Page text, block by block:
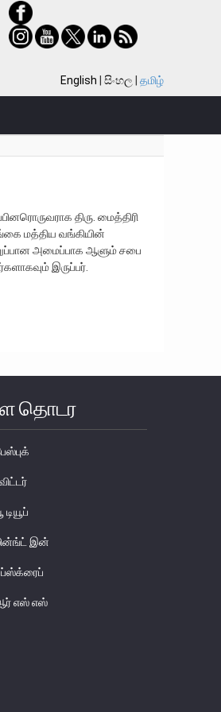
English සිංහල தமிழ்
திரு. மைத்திரி
மத்திய வங்கியின்
அமைப்பாக ஆளும் சபை
இருப்பர்.
தொடர
டியூப்
இன்
எஸ் எஸ்